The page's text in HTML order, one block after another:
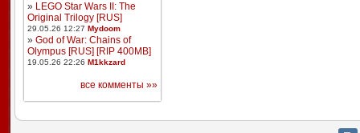
» LEGO Star Wars II: The
Original Trilogy [RUS]
29.05.26 12:27 Mydoom
» God of War: Chains of
Olympus [RUS] [RIP 400MB]
19.05.26 22:26 M1kkzard
все комменты »»